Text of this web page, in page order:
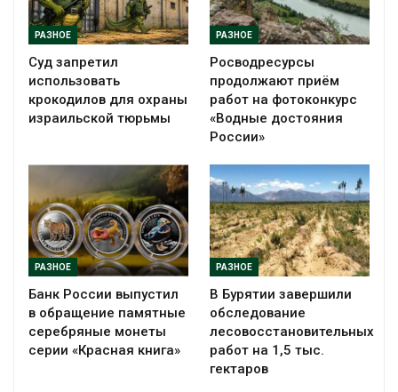
РАЗНОЕ
Суд запретил
использовать
крокодилов для охраны
израильской тюрьмы
РАЗНОЕ
Росводресурсы
продолжают приём
работ на фотоконкурс
«Водные достояния
России»
РАЗНОЕ
Банк России выпустил
в обращение памятные
серебряные монеты
серии «Красная книга»
РАЗНОЕ
В Бурятии завершили
обследование
лесовосстановительных
работ на 1,5 тыс.
гектаров